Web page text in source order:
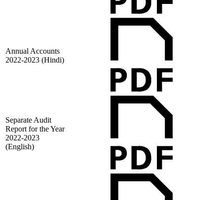
Annual Accounts
2022-2023 (Hindi)
Separate Audit
Report for the Year
2022-2023
(English)